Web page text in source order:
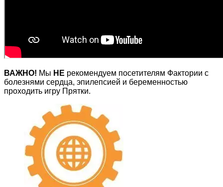
ВАЖНО! Мы НЕ рекомендуем посетителям Фактории с
болезнями сердца, эпилепсией и беременностью
проходить игру Прятки.